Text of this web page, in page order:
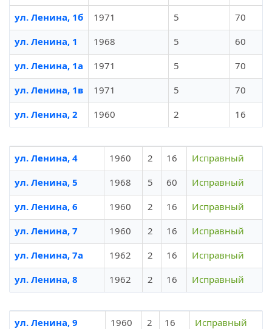
ул. Ленина, 1б
1971 5
70
ул. Ленина, 1
1968 5
60
ул. Ленина, 1а
1971 5
70
ул. Ленина, 1в
1971 5
70
ул. Ленина, 2
1960 2 16
ул. Ленина, 4 1960 2 16
Исправный
ул. Ленина, 5
1968 5 60
Исправный
ул. Ленина, 6
1960 2 16
Исправный
ул. Ленина, 7
1960 2 16
Исправный
ул. Ленина, 7а
1962 2 16
Исправный
ул. Ленина, 8
1962 2 16 Исправный
ул. Ленина, 9 1960 2 16
Исправный